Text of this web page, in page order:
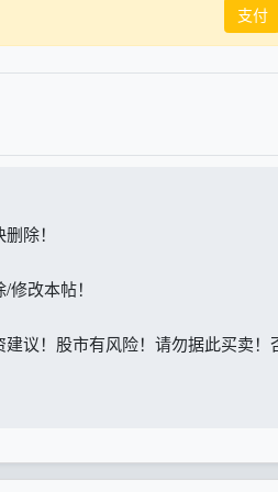
支付
除！
改本帖！
议！股市有风险！请勿据此买卖！